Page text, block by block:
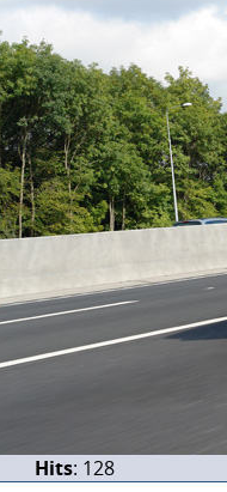
Hits: 128